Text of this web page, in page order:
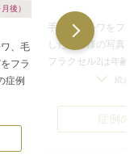
後）
、毛
フラ
症例
る治
皮膚
手の甲のシワをフ
した患者様の写真
フラクセル2は年
くる小ジワ、毛穴
膚表面に顕微鏡で
さのレーザーを照
続き
症例